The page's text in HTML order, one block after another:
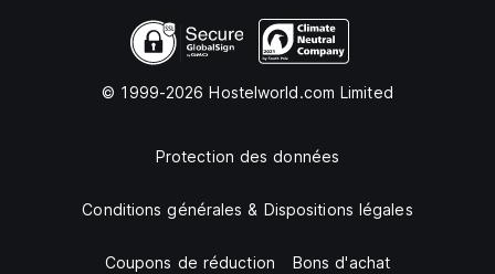
© 1999-2026 Hostelworld.com Limited
Protection des données
Conditions générales & Dispositions légales
Coupons de réduction Bons d'achat